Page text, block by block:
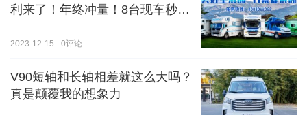
利来了！年终冲量！8台现车秒杀
2023-12-15 0评论
V90短轴和长轴相差就这么大吗？
真是颠覆我的想象力